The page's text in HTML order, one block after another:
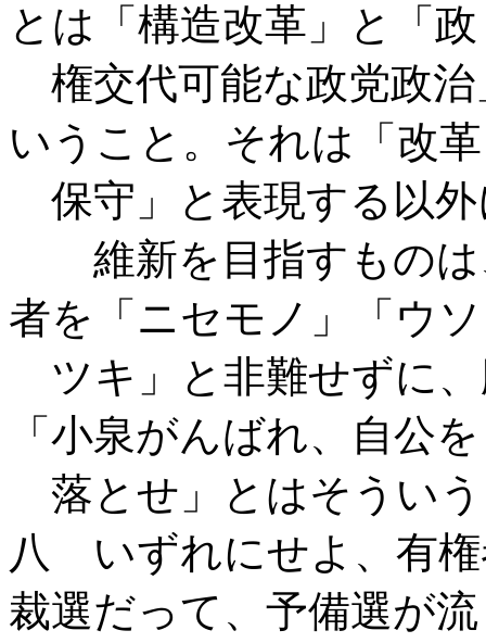
とは「構造改革」と「政
権交代可能な政党政
いうこと。それは「改革
保守」と表現する以
維新を目指すものは
者を「ニセモノ」「ウソ
ツキ」と非難せずに
「小泉がんばれ、自公を
落とせ」とはそうい
八 いずれにせよ、有権
裁選だって、予備選が流